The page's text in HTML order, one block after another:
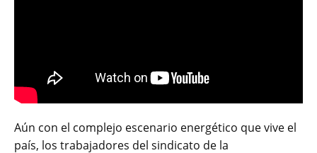
Aún con el complejo escenario energético que vive el
país, los trabajadores del sindicato de la